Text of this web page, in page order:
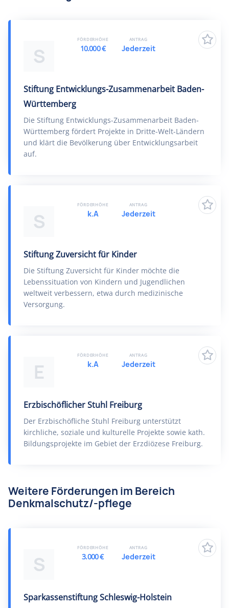
S
Stiftung Entwicklungs-Zusammenarbeit Baden-
Württemberg
Die Stiftung Entwicklungs-Zusammenarbeit Baden-
Württemberg fördert Projekte in Dritte-Welt-Ländern
und klärt die Bevölkerung über Entwicklungsarbeit
auf.
FÖRDERHÖHE
10.000 €
ANTRAG
Jederzeit
S
Stiftung Zuversicht für Kinder
Die Stiftung Zuversicht für Kinder möchte die
Lebenssituation von Kindern und Jugendlichen
weltweit verbessern, etwa durch medizinische
Versorgung.
FÖRDERHÖHE
k.A
ANTRAG
Jederzeit
E
Erzbischöflicher Stuhl Freiburg
Der Erzbischöfliche Stuhl Freiburg unterstützt
kirchliche, soziale und kulturelle Projekte sowie kath.
Bildungsprojekte im Gebiet der Erzdiözese Freiburg.
FÖRDERHÖHE
k.A
ANTRAG
Jederzeit
Weitere Förderungen im Bereich
Denkmalschutz/-pflege
S
Sparkassenstiftung Schleswig-Holstein
FÖRDERHÖHE
3.000 €
ANTRAG
Jederzeit